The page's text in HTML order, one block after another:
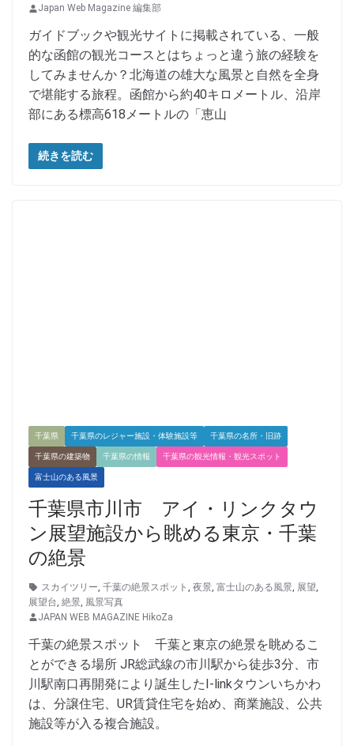
Japan Web Magazine 編集部
ガイドブックや観光サイトに掲載されている、一般
的な函館の観光コースとはちょっと違う旅の経験を
してみませんか？北海道の雄大な風景と自然を全身
で堪能する旅程。函館から約40キロメートル、沿岸
部にある標高618メートルの「恵山
続きを読む
千葉県 千葉県のレジャー施設・体験施設等 千葉県の名所・旧跡
千葉県の建築物 千葉県の情報 千葉県の観光情報・観光スポット
富士山のある風景
千葉県市川市 アイ・リンクタウ
ン展望施設から眺める東京・千葉
の絶景
スカイツリー 千葉の絶景スポット 夜景 富士山のある風景 展望
展望台 絶景 風景写真
JAPAN WEB MAGAZINE HikoZa
千葉の絶景スポット 千葉と東京の絶景を眺めるこ
とができる場所 JR総武線の市川駅から徒歩3分、市
川駅南口再開発により誕生したI-linkタウンいちかわ
は、分譲住宅、UR賃貸住宅を始め、商業施設、公共
施設等が入る複合施設。